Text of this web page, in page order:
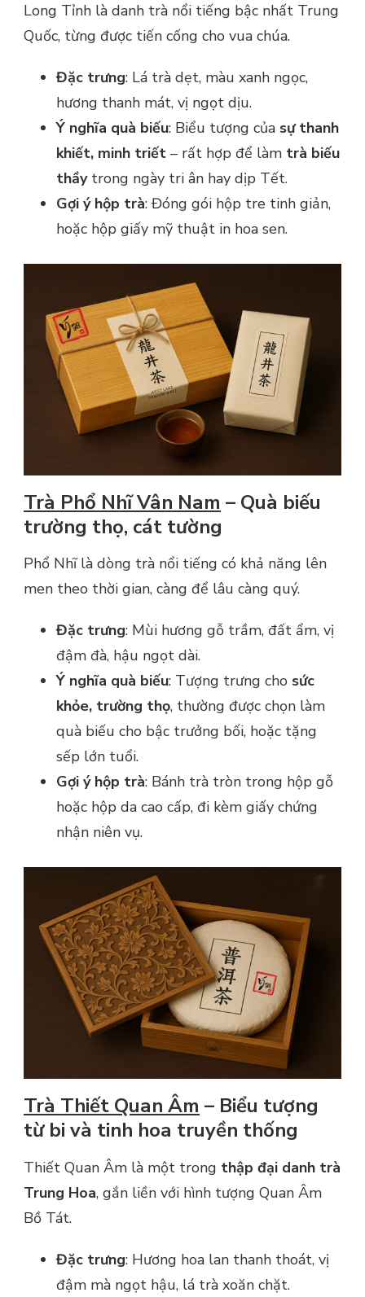
Long Tỉnh là danh trà nổi tiếng bậc nhất Trung
Quốc, từng được tiến cống cho vua chúa.
Đặc trưng: Lá trà dẹt, màu xanh ngọc,
hương thanh mát, vị ngọt dịu.
Ý nghĩa quà biếu: Biểu tượng của sự thanh
khiết, minh triết – rất hợp để làm trà biếu
thầytrong ngày tri ân hay dịp Tết.
Gợi ý hộp trà: Đóng gói hộp tre tinh giản,
hoặc hộp giấy mỹ thuật in hoa sen.
Trà Phổ Nhĩ Vân Nam – Quà biếu
trường thọ, cát tường
Phổ Nhĩ là dòng trà nổi tiếng có khả năng lên
men theo thời gian, càng để lâu càng quý.
Đặc trưng: Mùi hương gỗ trầm, đất ẩm, vị
đậm đà, hậu ngọt dài.
Ý nghĩa quà biếu: Tượng trưng cho sức
khỏe, trường thọ, thường được chọn làm
quà biếu cho bậc trưởng bối, hoặc tặng
sếp lớn tuổi.
Gợi ý hộp trà: Bánh trà tròn trong hộp gỗ
hoặc hộp da cao cấp, đi kèm giấy chứng
nhận niên vụ.
Trà Thiết Quan Âm – Biểu tượng
từ bi và tinh hoa truyền thống
Thiết Quan Âm là một trong thập đại danh trà
Trung Hoa, gắn liền với hình tượng Quan Âm
Bồ Tát.
Đặc trưng: Hương hoa lan thanh thoát, vị
đậm mà ngọt hậu, lá trà xoăn chặt.